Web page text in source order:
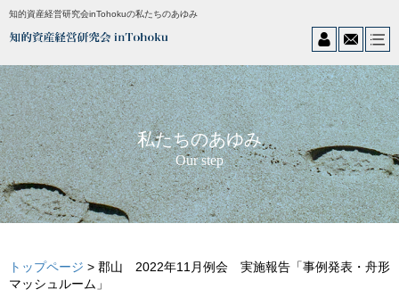
知的資産経営研究会inTohokuの私たちのあゆみ
私たちのあゆみ
Our step
トップページ > 郡山 2022年11月例会 実施報告「事例発表・舟形
マッシュルーム」